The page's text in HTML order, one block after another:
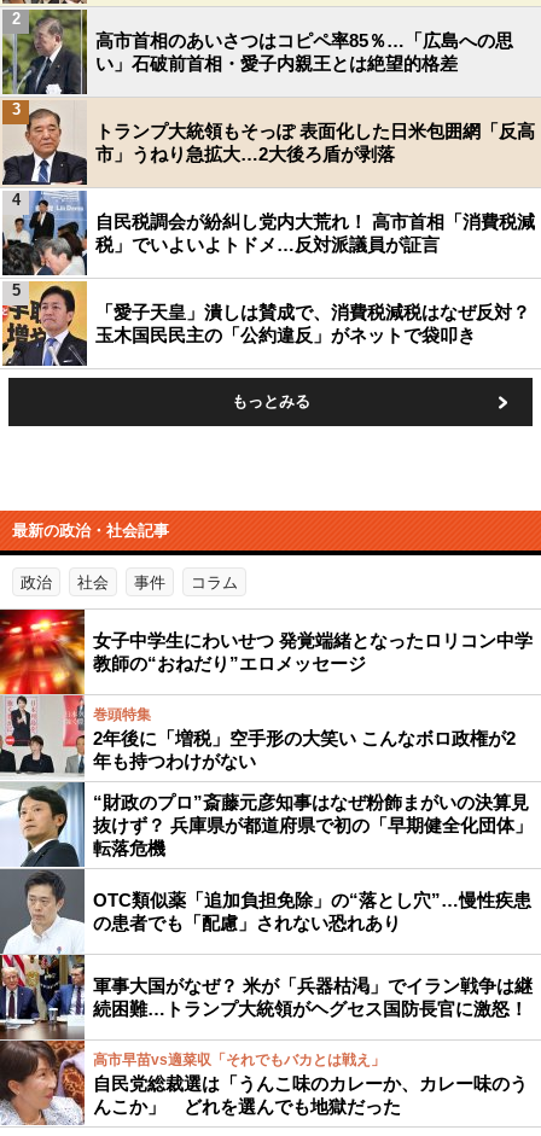
高市首相のあいさつはコピペ率85％…「広島への思
い」石破前首相・愛子内親王とは絶望的格差
2
トランプ大統領もそっぽ 表面化した日米包囲網「反高
市」うねり急拡大…2大後ろ盾が剥落
3
自民税調会が紛糾し党内大荒れ！ 高市首相「消費税減
税」でいよいよトドメ…反対派議員が証言
4
「愛子天皇」潰しは賛成で、消費税減税はなぜ反対？
玉木国民民主の「公約違反」がネットで袋叩き
5
もっとみる
最新の政治・社会記事
政治 社会 事件 コラム
女子中学生にわいせつ 発覚端緒となったロリコン中学
教師の“おねだり”エロメッセージ
巻頭特集
2年後に「増税」空手形の大笑い こんなボロ政権が2
年も持つわけがない
“財政のプロ”斎藤元彦知事はなぜ粉飾まがいの決算見
抜けず？ 兵庫県が都道府県で初の「早期健全化団体」
転落危機
OTC類似薬「追加負担免除」の“落とし穴”…慢性疾患
の患者でも「配慮」されない恐れあり
軍事大国がなぜ？ 米が「兵器枯渇」でイラン戦争は継
続困難…トランプ大統領がヘグセス国防長官に激怒！
高市早苗vs適菜収「それでもバカとは戦え」
自民党総裁選は「うんこ味のカレーか、カレー味のう
んこか」 どれを選んでも地獄だった